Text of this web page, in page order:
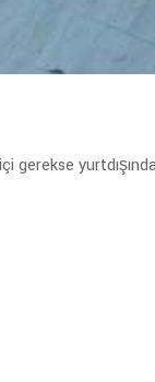
gerekse